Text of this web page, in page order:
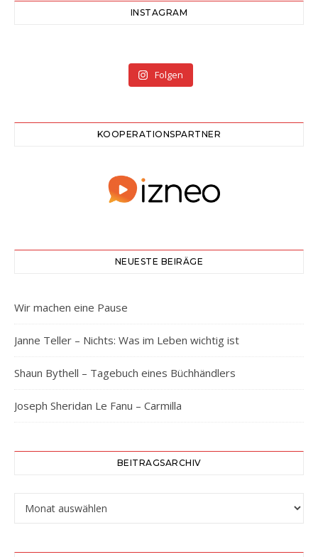
INSTAGRAM
Folgen
KOOPERATIONSPARTNER
NEUESTE BEIRÄGE
Wir machen eine Pause
Janne Teller – Nichts: Was im Leben wichtig ist
Shaun Bythell – Tagebuch eines Büchhändlers
Joseph Sheridan Le Fanu – Carmilla
BEITRAGSARCHIV